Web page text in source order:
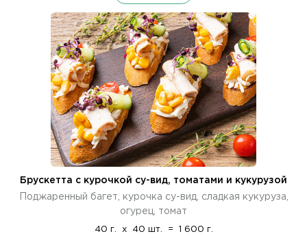
Брускетта с курочкой су-вид, томатами и кукурузой
Поджаренный багет, курочка су-вид, сладкая кукуруза,
огурец, томат
40 г. x 40 шт. = 1 600 г.